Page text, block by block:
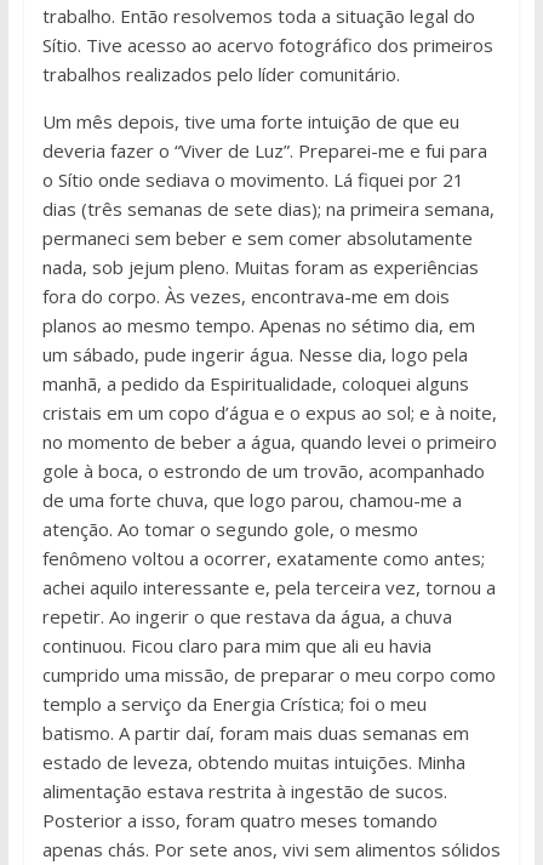
trabalho. Então resolvemos toda a situação legal do
Sítio. Tive acesso ao acervo fotográfico dos primeiros
trabalhos realizados pelo líder comunitário.
Um mês depois, tive uma forte intuição de que eu
deveria fazer o “Viver de Luz”. Preparei-me e fui para
o Sítio onde sediava o movimento. Lá fiquei por 21
dias (três semanas de sete dias); na primeira semana,
permaneci sem beber e sem comer absolutamente
nada, sob jejum pleno. Muitas foram as experiências
fora do corpo. Às vezes, encontrava-me em dois
planos ao mesmo tempo. Apenas no sétimo dia, em
um sábado, pude ingerir água. Nesse dia, logo pela
manhã, a pedido da Espiritualidade, coloquei alguns
cristais em um copo d’água e o expus ao sol; e à noite,
no momento de beber a água, quando levei o primeiro
gole à boca, o estrondo de um trovão, acompanhado
de uma forte chuva, que logo parou, chamou-me a
atenção. Ao tomar o segundo gole, o mesmo
fenômeno voltou a ocorrer, exatamente como antes;
achei aquilo interessante e, pela terceira vez, tornou a
repetir. Ao ingerir o que restava da água, a chuva
continuou. Ficou claro para mim que ali eu havia
cumprido uma missão, de preparar o meu corpo como
templo a serviço da Energia Crística; foi o meu
batismo. A partir daí, foram mais duas semanas em
estado de leveza, obtendo muitas intuições. Minha
alimentação estava restrita à ingestão de sucos.
Posterior a isso, foram quatro meses tomando
apenas chás. Por sete anos, vivi sem alimentos sólidos